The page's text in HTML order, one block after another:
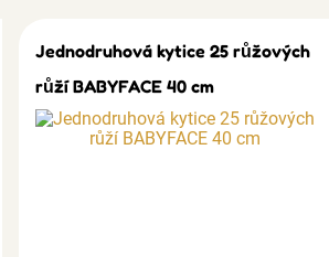
Jednodruhová kytice 25 růžových
růží BABYFACE 40 cm